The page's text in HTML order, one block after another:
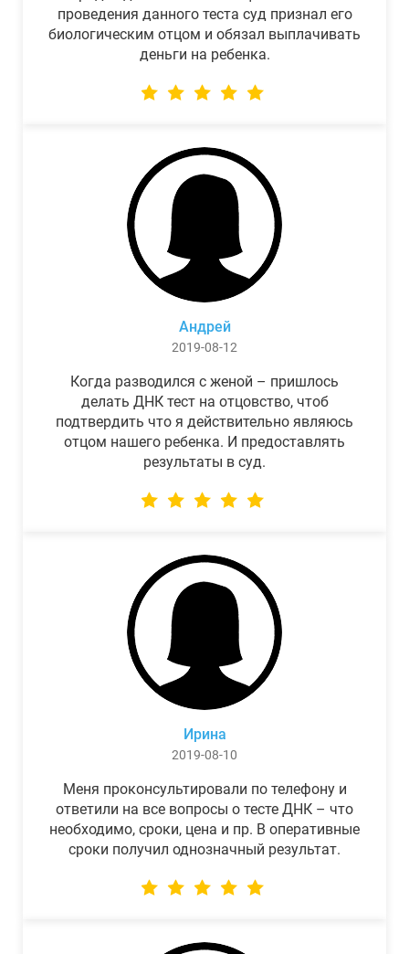
проведения данного теста суд признал его
биологическим отцом и обязал выплачивать
деньги на ребенка.
Андрей
2019-08-12
Когда разводился с женой – пришлось
делать ДНК тест на отцовство, чтоб
подтвердить что я действительно являюсь
отцом нашего ребенка. И предоставлять
результаты в суд.
Ирина
2019-08-10
Меня проконсультировали по телефону и
ответили на все вопросы о тесте ДНК – что
необходимо, сроки, цена и пр. В оперативные
сроки получил однозначный результат.